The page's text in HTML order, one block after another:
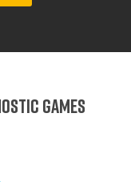
Games